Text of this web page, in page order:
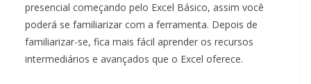
presencial começando pelo Excel Básico, assim você
poderá se familiarizar com a ferramenta. Depois de
familiarizar-se, fica mais fácil aprender os recursos
intermediários e avançados que o Excel oferece.